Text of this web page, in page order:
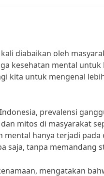
diabaikan oleh
kesehatan mental
kita untuk mengenal
prevalensi
mitos di masyarakat
hanya terjadi
saja, tanpa memandang
mengatakan